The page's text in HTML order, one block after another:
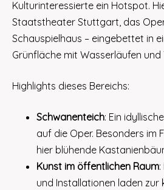
Kulturinteressierte ein Hotspot.
Staatstheater Stuttgart, das
Schauspielhaus – eingebettet in
Grünfläche mit Wasserläufen und
Highlights dieses Bereichs:
Schwanenteich: Ein
auf die Oper. Besonders im
hier blühende
Kunst im öffentlichen Raum
und Installationen laden zur